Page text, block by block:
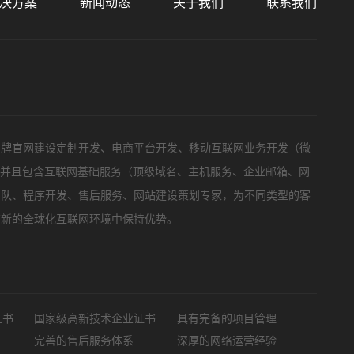
官网建设定制开发、电商平台开发、移动互联网业务开发（微
且包含互联网基础服务（顶级域名、主机服务、企业邮箱、网
、程序开发、售后服务、网站建设策划专家，为不同类型的客
的全球化互联网环境中保持优势。
国家级高新技术企业证书
具有完备的项目管理
完善的售后服务体系 深厚的网络运营经验